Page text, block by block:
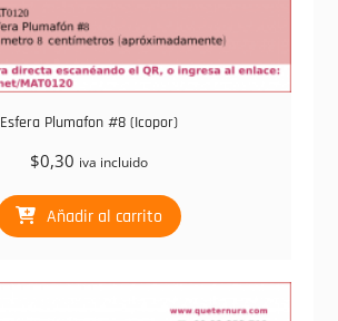
Esfera Plumafon #8 (Icopor)
$0,30 iva incluido
Añadir al carrito